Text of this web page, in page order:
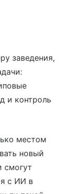
заведения,
и контроль
местом
новый
смогут
с ИИ в